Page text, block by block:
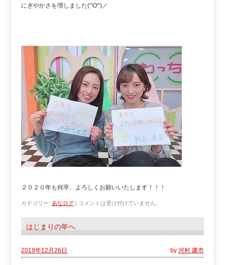
にぎやかさを増しました(^O^)／
２０２０年も何卒、よろしくお願いいたします！！！
カテゴリー: あなログ | コメントは受け付けていません。
はじまりの年へ
2019年12月26日 by 河村 庸市